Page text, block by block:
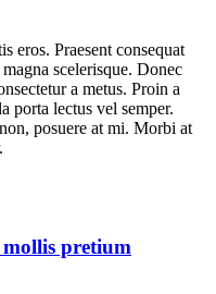
eros. Praesent consequat
scelerisque. Donec
a metus. Proin a
porta lectus vel semper.
posuere at mi. Morbi at
pretium